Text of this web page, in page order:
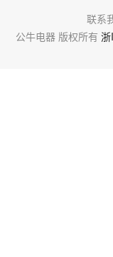
联系
公牛电器 版权所有